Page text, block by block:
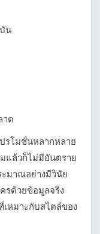
น
าด
รโมชั่นหลากหลาย
แล้วก็ไม่มีอันตราย
ะมาณอย่างมีวินัย
รด้วยข้อมูลจริง
เหมาะกับสไตล์ของ